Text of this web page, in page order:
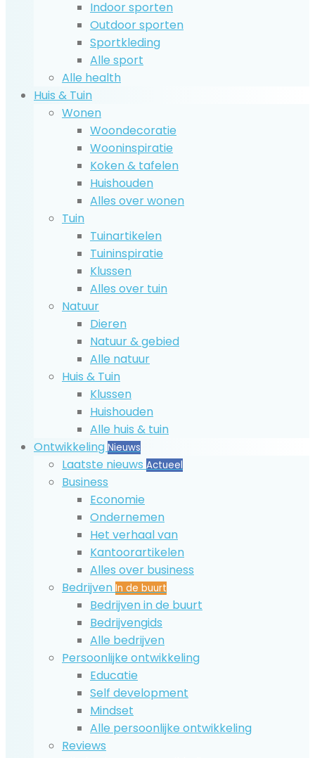
Indoor sporten
Outdoor sporten
Sportkleding
Alle sport
Alle health
Huis & Tuin
Wonen
Woondecoratie
Wooninspiratie
Koken & tafelen
Huishouden
Alles over wonen
Tuin
Tuinartikelen
Tuininspiratie
Klussen
Alles over tuin
Natuur
Dieren
Natuur & gebied
Alle natuur
Huis & Tuin
Klussen
Huishouden
Alle huis & tuin
Ontwikkeling Nieuws
Laatste nieuws Actueel
Business
Economie
Ondernemen
Het verhaal van
Kantoorartikelen
Alles over business
Bedrijven In de buurt
Bedrijven in de buurt
Bedrijvengids
Alle bedrijven
Persoonlijke ontwikkeling
Educatie
Self development
Mindset
Alle persoonlijke ontwikkeling
Reviews